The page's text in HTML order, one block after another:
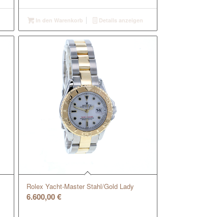
In den Warenkorb Details anzeigen
Rolex Yacht-Master Stahl/Gold Lady
6.600,00€